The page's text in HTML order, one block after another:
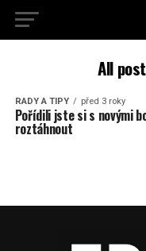
All
RADY A TIPY před 3 roky
Pořídili jste si s novými
roztáhnout